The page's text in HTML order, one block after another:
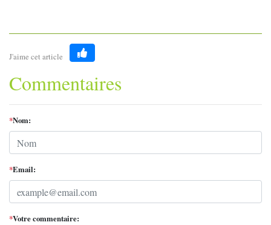
J'aime cet article
Like
Commentaires
*Nom:
*Email:
*Votre commentaire: